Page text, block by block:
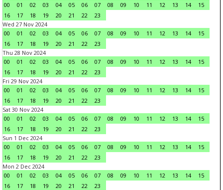
00
01 02 03 04 05 06 07 08 09 10 11 12 13 14
15
16
17 18 19 20 21 22
23
Wed 27 Nov 2024
00
01 02 03 04 05 06 07 08 09 10 11 12 13 14
15
16
17 18 19 20 21 22
23
Thu 28 Nov 2024
00
01 02 03 04 05 06 07 08 09 10 11 12 13 14
15
16
17 18 19 20 21 22
23
Fri 29 Nov 2024
00
01 02 03 04 05 06 07 08 09 10 11 12 13 14
15
16
17 18 19 20 21 22
23
Sat 30 Nov 2024
00
01 02 03 04 05 06 07 08 09 10 11 12 13 14
15
16
17 18 19 20 21 22
23
Sun 1 Dec 2024
00
01 02 03 04 05 06 07 08 09 10 11 12 13 14
15
16
17 18 19 20 21 22
23
Mon 2 Dec 2024
00
01 02 03 04 05 06 07 08 09 10 11 12 13 14
15
16
17 18 19 20 21 22
23